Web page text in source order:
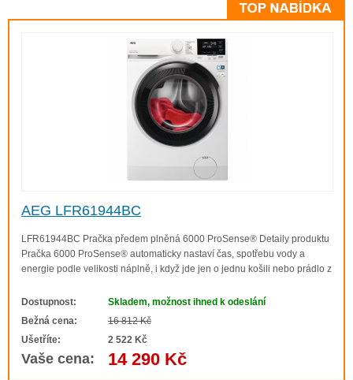
9000 AbsolutCare®
8000 PowerCare
AEG LFR61944BC
LFR61944BC Pračka předem plněná 6000 ProSense® Detaily produktu
Pračka 6000 ProSense® automaticky nastaví čas, spotřebu vody a
energie podle velikosti náplně, i když jde jen o jednu košili nebo prádlo z
slouho dobu k dlouhodobé..
Dostupnost:
Skladem, možnost ihned k odeslání
Bežná cena:
16 812 Kč
Ušetříte:
2 522 Kč
Vaše cena: 14 290 Kč